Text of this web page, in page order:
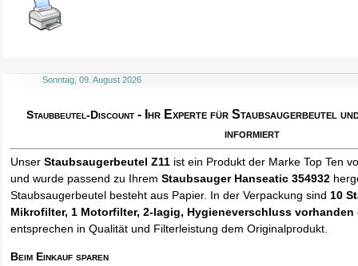
Sonntag, 09. August 2026
Staubbeutel-Discount - Ihr Experte für Staubsaugerbeutel
informiert
UnserStaubsaugerbeutel Z11 ist ein Produkt der Marke Top Ten
und wurde passend zu IhremStaubsauger Hanseatic 354932
Staubsaugerbeutel besteht aus Papier. In der Verpackung sind10
Mikrofilter, 1 Motorfilter, 2-lagig, Hygieneverschluss vorhanden
entsprechen in Qualität und Filterleistung dem Originalprodukt.
Beim Einkauf sparen